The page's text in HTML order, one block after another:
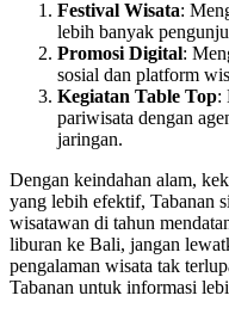
Festival Wisata:
lebih banyak
Promosi Digital:
sosial dan platform
Kegiatan Table Top:
pariwisata dengan
jaringan.
Dengan keindahan alam,
yang lebih efektif, Tabanan
wisatawan di tahun
liburan ke Bali, jangan
pengalaman wisata tak
Tabanan untuk informasi